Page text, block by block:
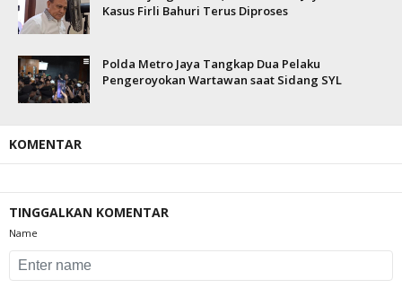
Kasus Firli Bahuri Terus Diproses
Polda Metro Jaya Tangkap Dua Pelaku
Pengeroyokan Wartawan saat Sidang SYL
KOMENTAR
TINGGALKAN KOMENTAR
Name